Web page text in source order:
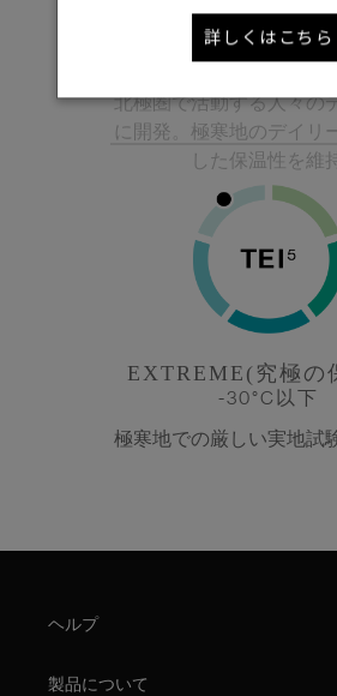
ENDURING(極寒に
耐久性)
-15°C / -25°C
北極圏で活動する人々の
に開発。極寒地のデイリ
した保温性を維
EXTREME(究極の
-30°C以下
極寒地での厳しい実地試
ヘルプ
製品について
詳しくはこちら